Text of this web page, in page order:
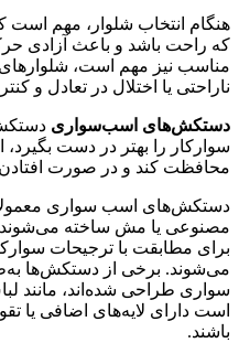
هنگام انتخاب شلوار، مهم است
که راحت باشد و باعث آزادی
مناسب نیز مهم است،
ناراحتی یا اختلال در تعادل و
دستکش‌های اسب‌سواری
سوارکار را بهتر در دست
محافظت کند و در صورت
دستکش‌های اسب سواری معمولاً
مصنوعی یا مش ساخته
برای مطابقت با ترجیحات
می‌شوند. برخی از دستکش‌ها
سواری طراحی شده‌اند، مانند
است دارای لایه‌های اضافی یا
باشند.